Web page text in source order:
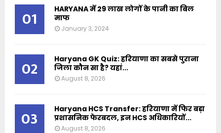
01
HARYANA में 29 लाख लोगों के पानी का बिल
माफ
January 3, 2024
02
Haryana GK Quiz: हरियाणा का सबसे पुराना
जिला कौन सा है? यहां...
August 8, 2026
03
Haryana HCS Transfer: हरियाणा में फिर बड़ा
प्रशासनिक फेरबदल, इन HCS अधिकारियों...
August 8, 2026